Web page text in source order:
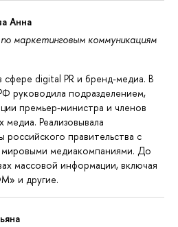
Анна
маркетинговым коммуникациям
digital PR и бренд-медиа. В
руководила подразделением,
премьер-министра и членов
медиа. Реализовывала
правительства с
медиакомпаниями. До
массовой информации, включая
и другие.